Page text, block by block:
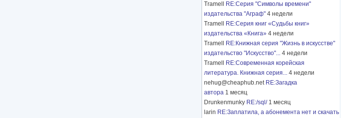
Tramell
RE:Серия "Символы времени"
издательства "Аграф" 4 недели
Tramell
RE:Серия книг «Судьбы книг»
издательства «Книга» 4 недели
Tramell
RE:Книжная серия "Жизнь в искусстве"
издательство "Искусство"... 4 недели
Tramell
RE:Современная корейская
литература. Книжная серия... 4 недели
nehug@cheaphub.net RE:Загадка
автора 1 месяц
Drunkenmunky RE:/sql/ 1 месяц
larin RE:Заплатила, а абонемента нет и скачать